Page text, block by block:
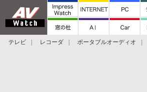
テレビ レコーダ ポータブルオーディオ